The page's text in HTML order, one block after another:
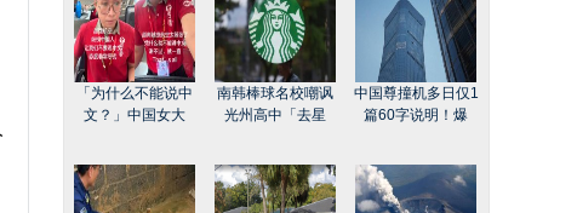
「为什么不能说中
文？」中国女大
南韩棒球名校嘲讽
光州高中「去星
中国尊撞机多日仅1
篇60字说明！爆